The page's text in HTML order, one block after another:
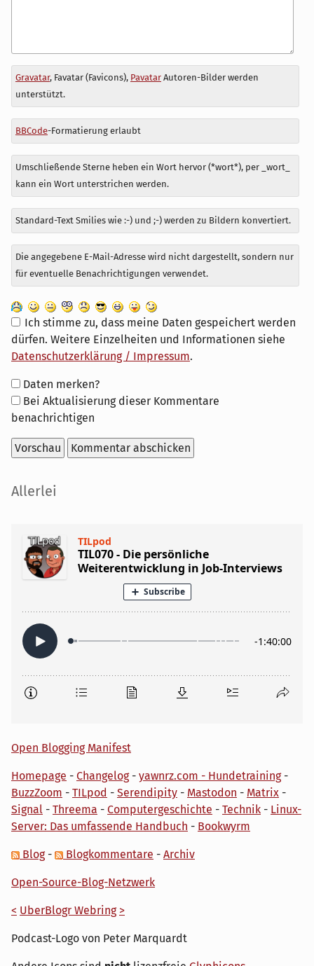
Antwort
zu
Gravatar, Favatar (Favicons), PavatarAutoren-Bilder werden
unterstützt.
BBCode-Formatierung erlaubt
Umschließende Sterne heben ein Wort hervor (*wort*), per _wort_
kann ein Wort unterstrichen werden.
Standard-Text Smilies wie :-) und ;-) werden zu Bildern konvertiert.
Die angegebene E-Mail-Adresse wird nicht dargestellt, sondern nur
für eventuelle Benachrichtigungen verwendet.
Ich stimme zu, dass meine Daten gespeichert werden
dürfen. Weitere Einzelheiten und Informationen siehe
Datenschutzerklärung / Impressum.
Formular-
Optionen
Daten merken?
Bei Aktualisierung dieser Kommentare
benachrichtigen
Seitenleiste
Allerlei
Open Blogging Manifest
Homepage - Changelog- yawnrz.com - Hundetraining-
BuzzZoom - TILpod - Serendipity - Mastodon - Matrix -
Signal - Threema - Computergeschichte - Technik - Linux-
Server: Das umfassende Handbuch - Bookwyrm
Blog- Blogkommentare - Archiv
Open-Source-Blog-Netzwerk
< UberBlogr Webring >
Podcast-Logo von Peter Marquardt